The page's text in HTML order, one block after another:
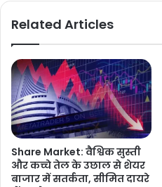
Related Articles
Share Market: वैश्विक सुस्ती
और कच्चे तेल के उछाल से शेयर
बाजार में सतर्कता, सीमित दायरे